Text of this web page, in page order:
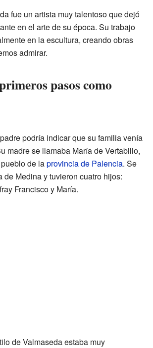
fue un artista muy talentoso que dejó
en el arte de su época. Su trabajo
en la escultura, creando obras
admirar.
pasos como
podría indicar que su familia venía
madre se llamaba María de Vertabillo,
de laprovincia de Palencia. Se
de Medina y tuvieron cuatro hijos:
Francisco y María.
de Valmaseda estaba muy